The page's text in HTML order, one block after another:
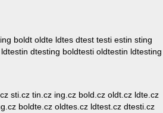
boldt oldte ldtes dtest testi estin sting
dtesting boldtesti oldtestin ldtesting
sti.cz tin.cz ing.cz bold.cz oldt.cz ldte.cz
boldte.cz oldtes.cz ldtest.cz dtesti.cz